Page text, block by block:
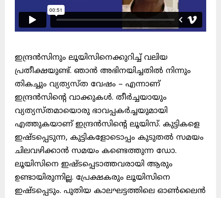
ഇന്ദ്രൻസിനും ലൂയിസിനെക്കുറിച്ച് വലിയ
പ്രതീക്ഷയുണ്ട്. ഞാൻ അഭിനയിച്ചതിൽ നിന്നും
തികച്ചും വ്യത്യസ്ത വേഷം – എന്നാണ്
ഇന്ദ്രൻസിന്റെ വാക്കുകൾ. തീർച്ചയായും
വ്യത്യസ്തമായൊരു ഭാവപ്പകർച്ചയുമായി
എത്തുകയാണ് ഇന്ദ്രൻസിന്റെ ലൂയിസ്. കുട്ടികളെ
ഇഷ്ടപ്പെടുന്ന, കുട്ടികളോടൊപ്പം കുടുതൽ സമയം
ചിലവഴിക്കാൻ സമയം കണ്ടെത്തുന്ന ഡോ.
ലൂയിസിനെ ഇഷ്ടപ്പെടാത്തവരായി ആരും
ഉണ്ടായിരുന്നില്ല. പ്രേക്ഷകരും ലൂയിസിനെ
ഇഷ്ടപ്പെടും. പുതിയ കാലഘട്ടത്തിലെ ഓൺലൈൻ